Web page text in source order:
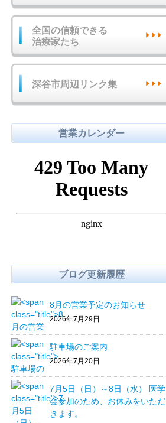
全国の信頼できる
治療家たち
深谷市周辺リンク集
営業カレンダー
ブログ更新履歴
8月の営業予定のお知らせ
2026年7月29日
駐車場のご案内
2026年7月20日
7月5日（日）～8日（水） 医学
会参加のため、お休みをいただ
きます。